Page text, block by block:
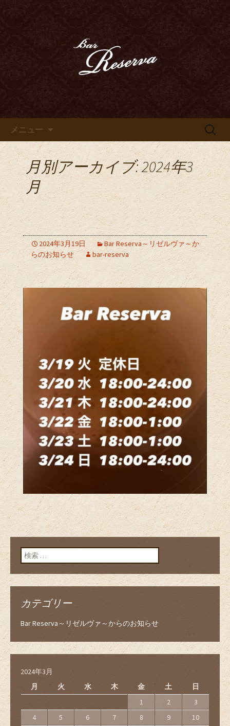
豊田市、豊田駅近くのオーセン
ティックバー「Bar Reserva～
リゼルヴァ～」のブログ
ゆくまでお愉しみいただけます
メニュー
検
月別アーカイブ: 2024年3
月
2024年3月19日
Bar Reserva～リゼルヴァ～か
らのお知らせ
bar-reserva
検索:
カテゴリー
Bar Reserva～リゼルヴァ～からのお知らせ
2024年3月
月
火 水 木 金 土 日
1 2
3
4
5 6 7 8 9
10